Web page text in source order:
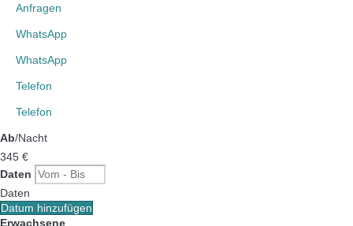
Anfragen
WhatsApp
WhatsApp
Telefon
Telefon
Ab/Nacht
345 €
Daten
Daten
Datum hinzufügen
Erwachsene